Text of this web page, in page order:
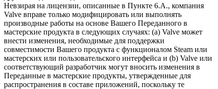
Невзирая на лицензии, описанные в Пункте 6.A., компания
Valve вправе только модифицировать или выполнять
производные работы на основе Вашего Переданного в
мастерские продукта в следующих случаях: (a) Valve может
внести изменения, необходимые для поддержки
совместимости Вашего продукта с функционалом Steam или
мастерских или пользовательского интерфейса и (b) Valve или
соответствующий разработчик могут вносить изменения в
Переданные в мастерские продукты, утвержденные для
распространения в составе приложений, поскольку те